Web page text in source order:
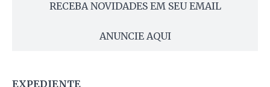
RECEBA NOVIDADES EM SEU EMAIL
ANUNCIE AQUI
EXPEDIENTE